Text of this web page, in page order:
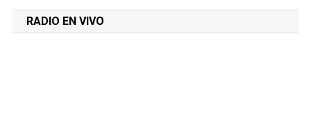
RADIO EN VIVO